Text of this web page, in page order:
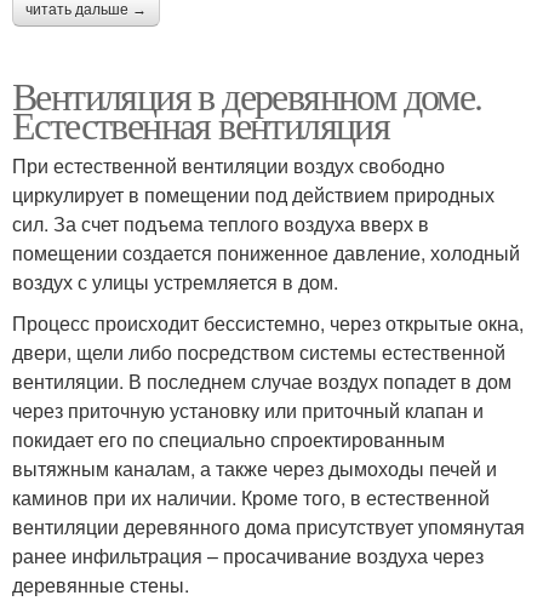
читать дальше →
Вентиляция в деревянном доме.
Естественная вентиляция
При естественной вентиляции воздух свободно
циркулирует в помещении под действием природных
сил. За счет подъема теплого воздуха вверх в
помещении создается пониженное давление, холодный
воздух с улицы устремляется в дом.
Процесс происходит бессистемно, через открытые окна,
двери, щели либо посредством системы естественной
вентиляции. В последнем случае воздух попадет в дом
через приточную установку или приточный клапан и
покидает его по специально спроектированным
вытяжным каналам, а также через дымоходы печей и
каминов при их наличии. Кроме того, в естественной
вентиляции деревянного дома присутствует упомянутая
ранее инфильтрация – просачивание воздуха через
деревянные стены.